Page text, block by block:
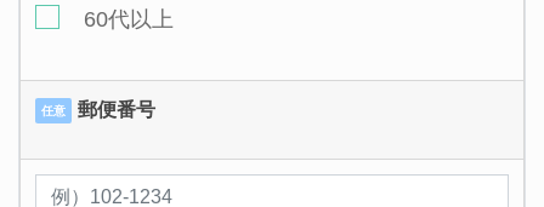
60代以上
任意 郵便番号